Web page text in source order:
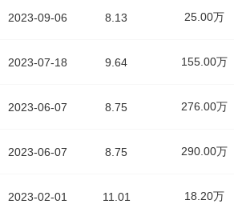
2023-09-06
2023-07-18
2023-06-07
2023-06-07
2023-02-01
8.13 25.00万
9.64 155.00万
8.75 276.00万
8.75 290.00万
11.01 18.20万